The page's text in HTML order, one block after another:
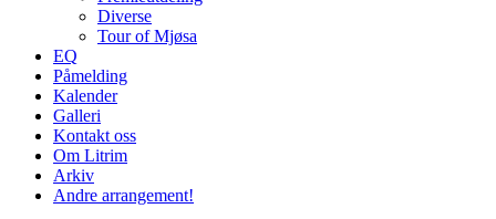
Diverse
Tour of Mjøsa
EQ
Påmelding
Kalender
Galleri
Kontakt oss
Om Litrim
Arkiv
Andre arrangement!